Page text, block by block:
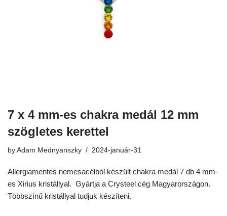
7 x 4 mm-es chakra medál 12 mm
szögletes kerettel
by Adam Mednyanszky 2024-január-31
Allergiamentes nemesacélból készült chakra medál 7 db 4 mm-
es Xirius kristállyal. Gyártja a Crysteel cég Magyarországon.
Többszínű kristállyal tudjuk készíteni.